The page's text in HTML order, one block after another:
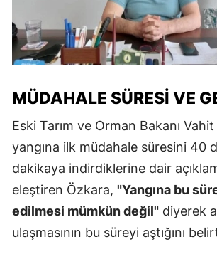
MÜDAHALE SÜRESI VE
Eski Tarım ve Orman Bakanı Vahit
yangına ilk müdahale süresini 40
dakikaya indirdiklerine dair
eleştiren Özkara, "Yangına bu
edilmesi mümkün değil" diyerek
ulaşmasının bu süreyi aştığını